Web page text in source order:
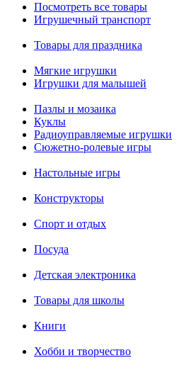
Посмотреть все товары
Игрушечный транспорт
Товары для праздника
Мягкие игрушки
Игрушки для малышей
Пазлы и мозаика
Куклы
Радиоуправляемые игрушки
Сюжетно-ролевые игры
Настольные игры
Конструкторы
Спорт и отдых
Посуда
Детская электроника
Товары для школы
Книги
Хобби и творчество